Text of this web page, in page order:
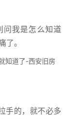
问我是怎么知道
。
手的，就不必多